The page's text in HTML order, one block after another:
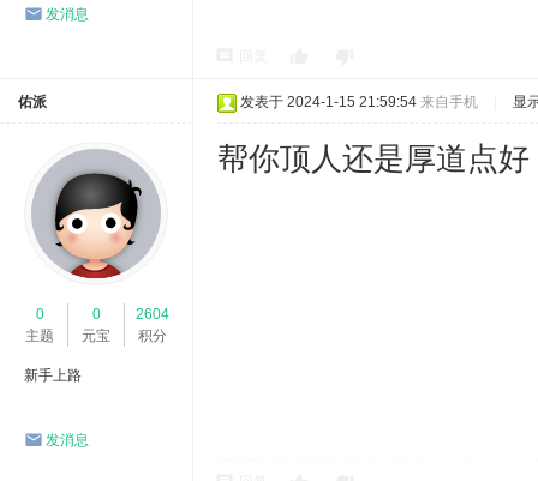
发消息
佑派
0
主题
0
元宝
2604
积分
新手上路
发消息
发表于 2024-1-15 21:59:54 来自手机 显
帮你顶人还是厚道点好